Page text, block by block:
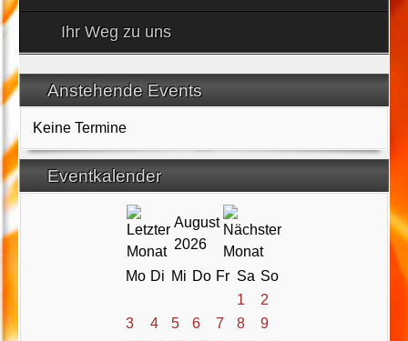
Ihr Weg zu uns
Anstehende Events
Keine Termine
Eventkalender
August
2026
Mo Di Mi Do Fr Sa So
1
2
3
4 5 6 7 8
9